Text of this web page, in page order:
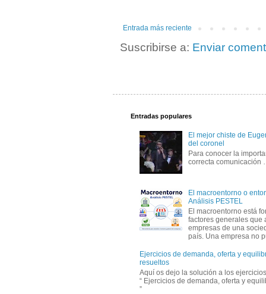
Entrada más reciente
Suscribirse a: Enviar
Entradas populares
El mejor chiste de
del coronel
Para conocer la
correcta
El macroentorno o
Análisis PESTEL
El macroentorno está
factores generales que
empresas de una
país. Una empresa no
Ejercicios de demanda, oferta y
resueltos
Aquí os dejo la solución a los
“ Ejercicios de demanda, oferta y
”